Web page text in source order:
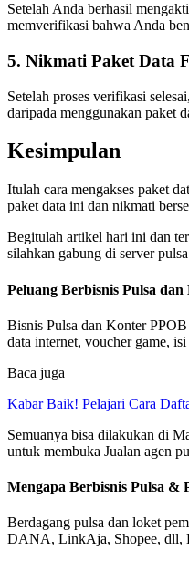
Setelah Anda berhasil
memverifikasi bahwa Anda
5. Nikmati Paket Data
Setelah proses verifikasi
daripada menggunakan paket
Kesimpulan
Itulah cara mengakses paket
paket data ini dan nikmati
Begitulah artikel hari ini dan
silahkan gabung di server
Peluang Berbisnis Pulsa
Bisnis Pulsa dan Konter
data internet, voucher game,
Baca juga
Kabar Baik! Pelajari Cara
Semuanya bisa dilakukan di
untuk membuka Jualan agen
Mengapa Berbisnis Pulsa &
Berdagang pulsa dan loket
DANA, LinkAja, Shopee, dll,